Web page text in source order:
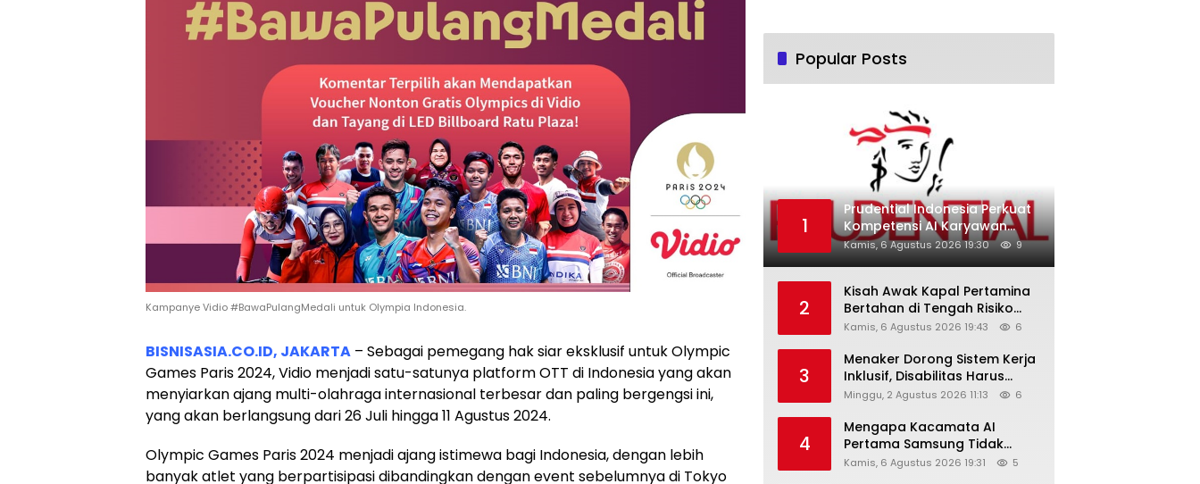
Kampanye Vidio #BawaPulangMedali untuk Olympia Indonesia.
BISNISASIA.CO.ID, JAKARTA – Sebagai pemegang hak siar eksklusif untuk Olympic
Games Paris 2024, Vidio menjadi satu-satunya platform OTT di Indonesia yang akan
menyiarkan ajang multi-olahraga internasional terbesar dan paling bergengsi ini,
yang akan berlangsung dari 26 Juli hingga 11 Agustus 2024.
Olympic Games Paris 2024 menjadi ajang istimewa bagi Indonesia, dengan lebih
banyak atlet yang berpartisipasi dibandingkan dengan event sebelumnya di Tokyo
Popular Posts
1
Prudential Indonesia Perkuat
Kompetensi AI Karyawan
Lewat AI Week
Kamis, 6 Agustus 2026 19:30 9
2
Kisah Awak Kapal Pertamina
Bertahan di Tengah Risiko
Pelayaran Selat Hormuz
Kamis, 6 Agustus 2026 19:43 6
3
Menaker Dorong Sistem Kerja
Inklusif, Disabilitas Harus
Dapat Kesempatan Setara
Minggu, 2 Agustus 2026 11:13 6
4
Mengapa Kacamata AI
Pertama Samsung Tidak
Dibekali Layar?
Kamis, 6 Agustus 2026 19:31 5